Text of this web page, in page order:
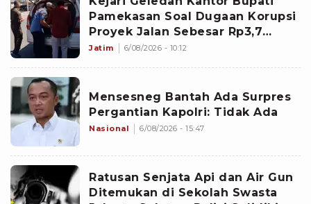
Pamekasan Soal Dugaan Korupsi
Proyek Jalan Sebesar Rp3,7
Milliar
Jatim 6/08/2026 - 10:12
Mensesneg Bantah Ada Surpres
Pergantian Kapolri: Tidak Ada
Nasional 6/08/2026 - 15:47
Ratusan Senjata Api dan Air Gun
Ditemukan di Sekolah Swasta